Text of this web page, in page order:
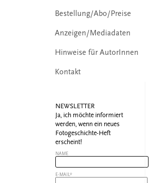
Bestellung/Abo/Preise
Anzeigen/Mediadaten
Hinweise für AutorInnen
Kontakt
NEWSLETTER
Ja, ich möchte informiert
werden, wenn ein neues
Fotogeschichte-Heft
erscheint!
NAME
E-MAIL*